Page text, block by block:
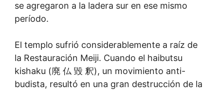
se agregaron a la ladera sur en ese mismo
período.
El templo sufrió considerablemente a raíz de
la Restauración Meiji. Cuando el haibutsu
kishaku (廃 仏 毀 釈), un movimiento anti-
budista, resultó en una gran destrucción de la